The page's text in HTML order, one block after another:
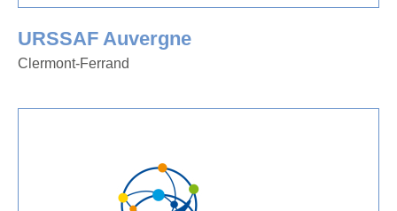
URSSAF Auvergne
Clermont-Ferrand